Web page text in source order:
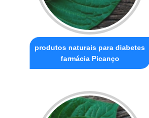
produtos naturais para diabetes
farmácia Picanço